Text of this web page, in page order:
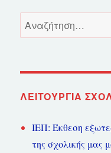
Αναζήτηση
για:
ΛΕΙΤΟΥΡΓΊΑ
ΙΕΠ: Έκθεση
της σχολικής μας